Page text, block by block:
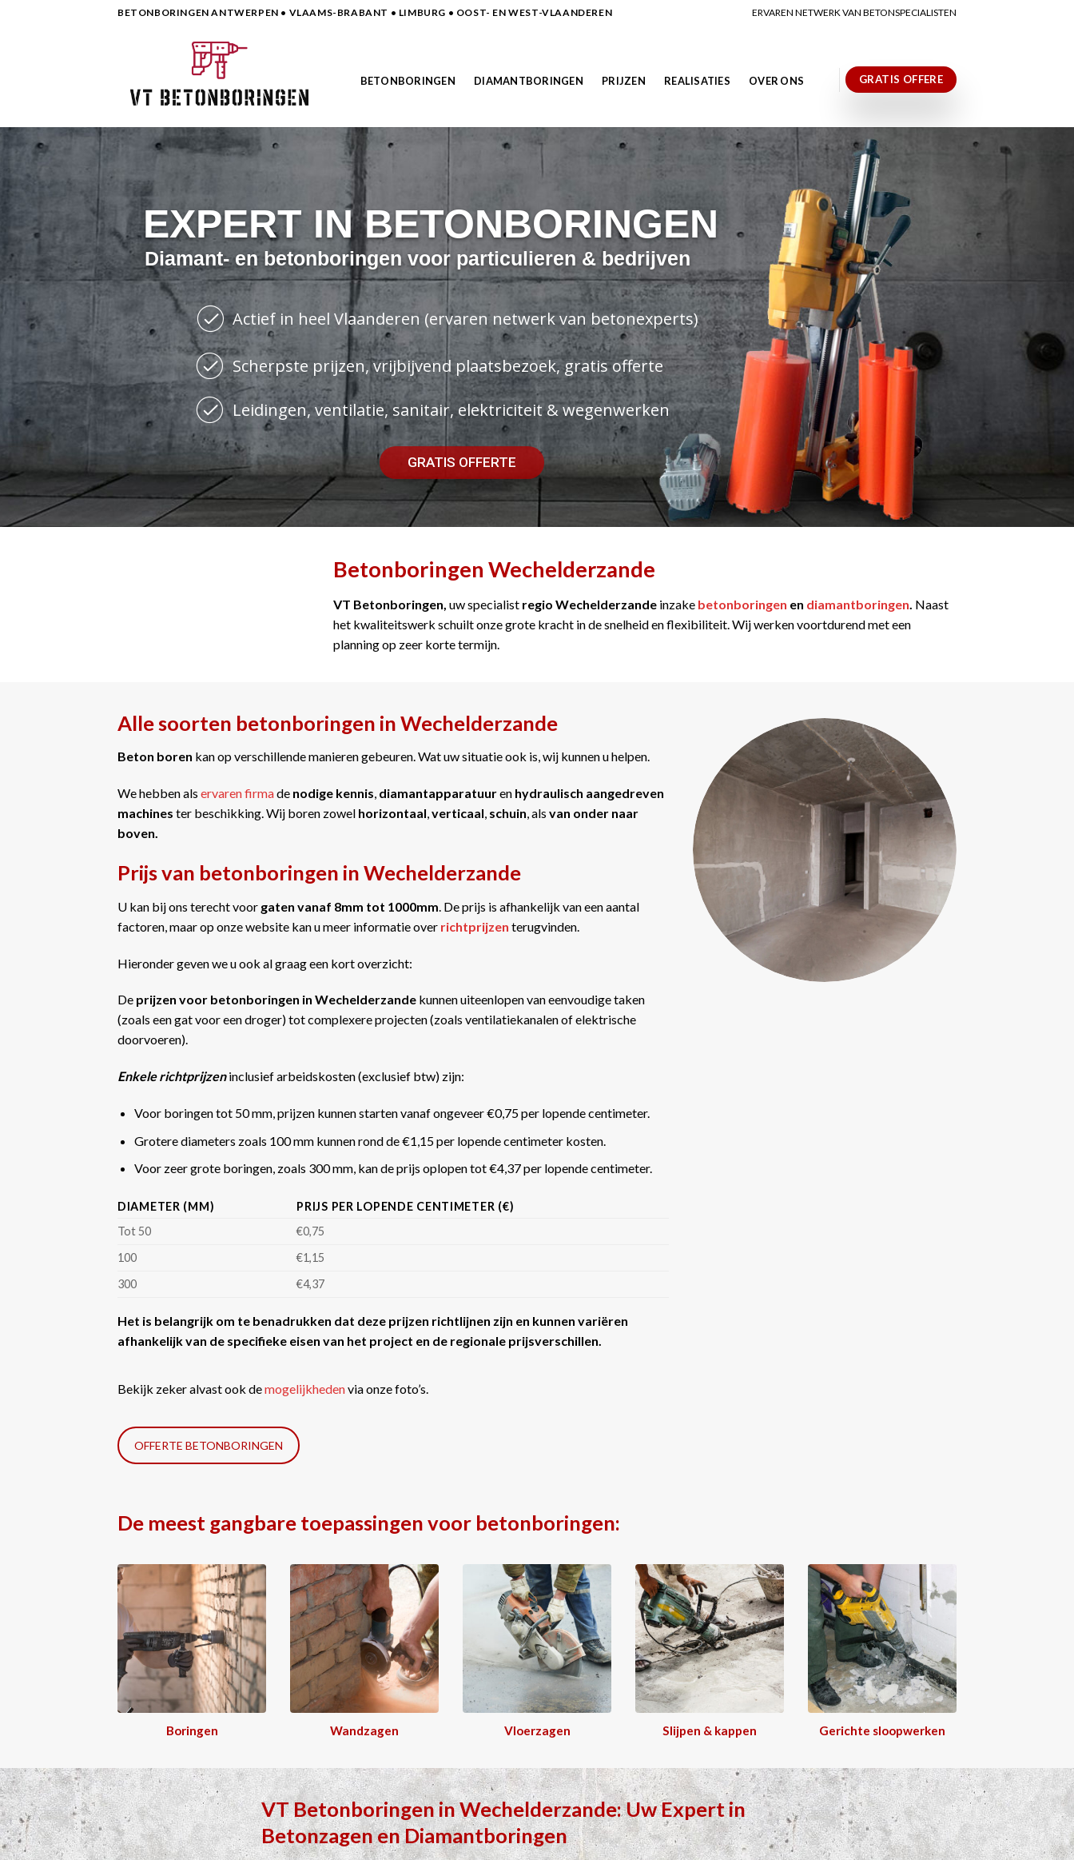
BETONBORINGEN ANTWERPEN • VLAAMS-BRABANT • LIMBURG • OOST- EN WEST-VLAANDEREN ERVAREN NETWERK VAN BETONSPECIALISTEN
BETONBORINGEN DIAMANTBORINGEN PRIJZEN REALISATIES OVER ONS GRATIS OFFERE
EXPERT IN BETONBORINGEN
Diamant- en betonboringen voor particulieren & bedrijven
Actief in heel Vlaanderen (ervaren netwerk van betonexperts)
Scherpste prijzen, vrijbijvend plaatsbezoek, gratis offerte
Leidingen, ventilatie, sanitair, elektriciteit & wegenwerken
GRATIS OFFERTE
Betonboringen Wechelderzande
VT Betonboringen, uw specialist regio Wechelderzande inzake betonboringen en diamantboringen Naast
het kwaliteitswerk schuilt onze grote kracht in de snelheid en flexibiliteit. Wij werken voortdurend met een
planning op zeer korte termijn.
Alle soorten betonboringen in Wechelderzande
Beton boren kan op verschillende manieren gebeuren. Wat uw situatie ook is, wij kunnen u helpen.
We hebben als ervaren firmade nodige kennis, diamantapparatuuren hydraulisch aangedreven
machines ter beschikking. Wij boren zowel horizontaal,verticaal, schuin, als van onder naar
boven.
Prijs van betonboringen in Wechelderzande
U kan bij ons terecht voor gaten vanaf 8mm tot 1000mm . De prijs is afhankelijk van een aantal
factoren, maar op onze website kan u meer informatie over richtprijzen terugvinden.
Hieronder geven we u ook al graag een kort overzicht:
De prijzen voor betonboringen in Wechelderzande kunnen uiteenlopen van eenvoudige taken
(zoals een gat voor een droger) tot complexere projecten (zoals ventilatiekanalen of elektrische
doorvoeren).
Enkele richtprijzeninclusief arbeidskosten (exclusief btw) zijn:
Voor boringen tot 50 mm, prijzen kunnen starten vanaf ongeveer €0,75 per lopende centimeter.
Grotere diameters zoals 100 mm kunnen rond de €1,15 per lopende centimeter kosten.
Voor zeer grote boringen, zoals 300 mm, kan de prijs oplopen tot €4,37 per lopende centimeter​​.
DIAMETER (MM)
PRIJS PER LOPENDE CENTIMETER (€)
Tot 50
€0,75
100
€1,15
300
€4,37
Het is belangrijk om te benadrukken dat deze prijzen richtlijnen zijn en kunnen variëren
afhankelijk van de specifieke eisen van het project en de regionale prijsverschillen.
Bekijk zeker alvast ook demogelijkhedenvia onze foto’s.
OFFERTE BETONBORINGEN
De meest gangbare toepassingen voor betonboringen:
Boringen Wandzagen Vloerzagen Slijpen & kappen Gerichte sloopwerken
VT BetonboringeninWechelderzande: Uw Expert in
BetonzagenenDiamantboringen